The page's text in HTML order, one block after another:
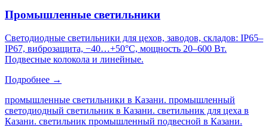
Промышленные светильники
Светодиодные светильники для цехов, заводов, складов: IP65–
IP67, виброзащита, −40…+50°C, мощность 20–600 Вт.
Подвесные колокола и линейные.
Подробнее →
промышленные светильники в Казани. промышленный
светодиодный светильник в Казани. светильник для цеха в
Казани. светильник промышленный подвесной в Казани.